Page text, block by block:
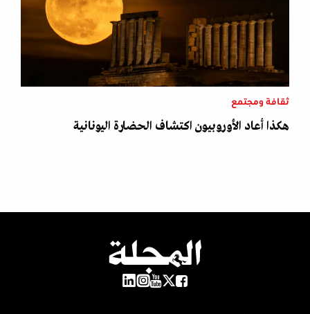
ثقافة ومجتمع
هكذا أعاد الأوروبيون اكتشاف الحضارة اليونانية